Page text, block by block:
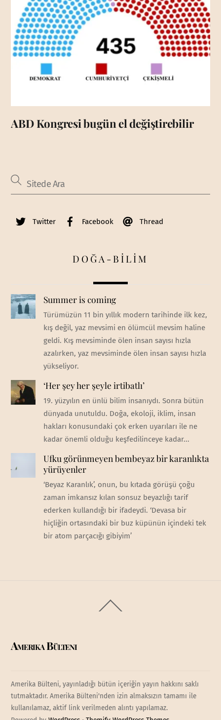
ABD Kongresi bugün el değiştirebilir
Twitter Facebook Thread
DOĞA-BİLİM
Summer is coming
Türümüzün 11 bin yıllık modern tarihinde ilk kez,
kış değil, yaz mevsimi en ölümcül mevsim haline
geldi. Kış mevsiminde ölen insan sayısı hızla
azalırken, yaz mevsiminde ölen insan sayısı hızla
yükseliyor.
‘Her şey her şeyle irtibatlı’
19. yüzyılın en ünlü bilim insanıydı. Sonra bütün
dünyada unutuldu. Doğa, ekoloji, iklim, insan
hakları konusundaki çok erken uyarıları ile ne
kadar önemli olduğu keşfedilinceye kadar...
Ufku görünmeyen bembeyaz bir karanlıkta
yürüyenler
‘Beyaz Karanlık’, onun, bu kıtada görüşü çoğu
zaman imkansız kılan sonsuz beyazlığı tarif
ederken kullandığı bir ifadeydi. ‘Devasa bir
hiçliğin ortasındaki bir buz küpünün içindeki tek
bir atom parçacığı gibiyim’
To
Amerika Bülteni
Amerika Bülteni, yayınladığı bütün içeriğin yayın hakkını saklı
tutmaktadır. Amerika Bülteni'nden izin almaksızın tamamı ile
kullanılamaz, aktif link verilmeden alıntı yapılamaz.